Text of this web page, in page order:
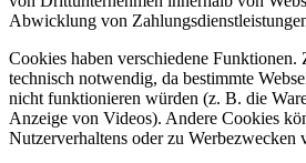
Abwicklung von
Cookies haben verschiedene Funktionen.
technisch notwendig, da bestimmte
nicht funktionieren würden (z. B. die
Anzeige von Videos). Andere Cookies
Nutzerverhaltens oder zu Werbezwecken